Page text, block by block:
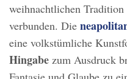
weihnachtlichen Tradition
verbunden. Die
eine volkstümliche
Hingabe zum Ausdruck